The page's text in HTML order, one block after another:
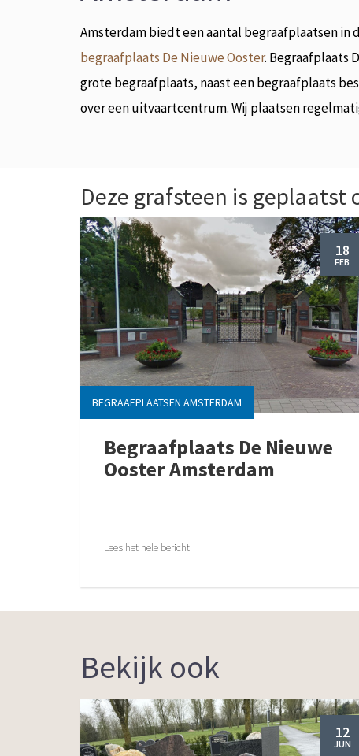
Amsterdam biedt een aantal begraafplaatsen in
begraafplaats De Nieuwe Ooster. Begraafplaats
grote begraafplaats, naast een begraafplaats
over een uitvaartcentrum. Wij plaatsen
Deze grafsteen is geplaatst
18
FEB
BEGRAAFPLAATSEN AMSTERDAM
Begraafplaats De Nieuwe
Ooster Amsterdam
Lees het hele bericht
Bekijk ook
12
JUN